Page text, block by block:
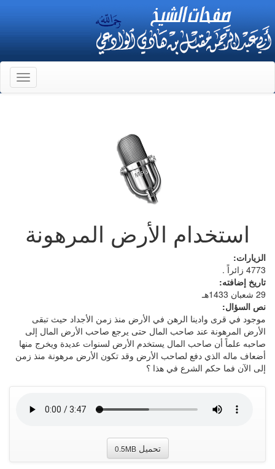
استخدام الأرض المرهونة
الزيارات:
4773 زائراً .
تاريخ إضافته:
29 شعبان 1433هـ
نص السؤال:
موجود في قرى وادينا الرهن في الأرض منذ زمن الأجداد حيث تبقى
الأرض المرهونة عند صاحب المال حتى يرجع صاحب الأرض المال إلى
صاحبه علماً أن صاحب المال يستخدم الأرض لسنوات عديدة ويخرج منها
أضعاف ماله الذي دفع لصاحب الأرض وقد تكون الأرض مرهونة منذ زمن
إلى الآن فما حكم الشرع في هذا ؟
تحميل0.5MB